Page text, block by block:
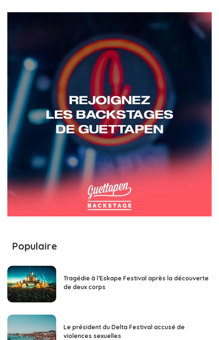
Populaire
Tragédie à l’Eskape Festival après la découverte
de deux corps
Le président du Delta Festival accusé de
violences sexuelles